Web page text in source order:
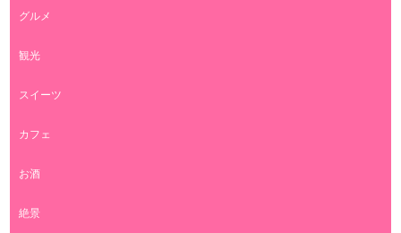
グルメ
観光
スイーツ
カフェ
お酒
絶景